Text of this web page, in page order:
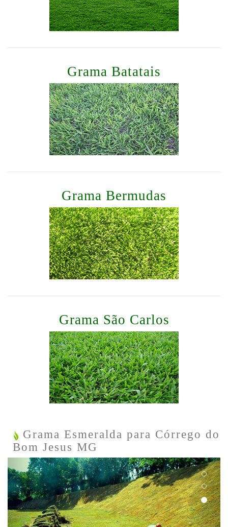
Grama Batatais
Grama Bermudas
Grama São Carlos
Grama Esmeralda para Córrego do
Bom Jesus MG
Previous Next